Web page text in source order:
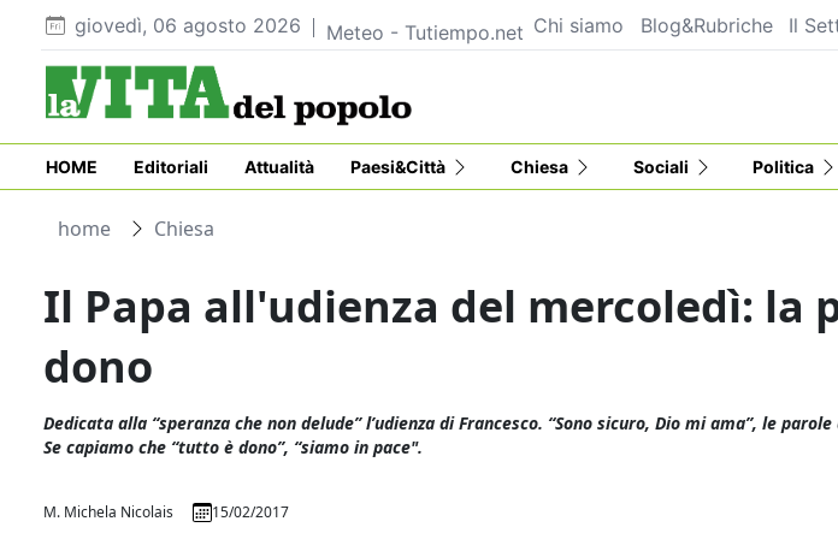
giovedì, 06 agosto 2026 Meteo - Tutiempo.net Chi siamo Blog&Rubriche Il
HOME Editoriali Attualità Paesi&Città Chiesa Sociali Politica
home Chiesa
Il Papa all'udienza del mercoledì: la
dono
Dedicata alla “speranza che non delude” l’udienza di Francesco. “Sono sicuro, Dio mi ama”, le
Se capiamo che “tutto è dono”, “siamo in pace".
M. Michela Nicolais 15/02/2017